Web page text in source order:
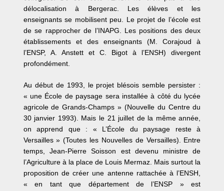
délocalisation à Bergerac. Les élèves et les
enseignants se mobilisent peu. Le projet de l’école est
de se rapprocher de l’INAPG. Les positions des deux
établissements et des enseignants (M. Corajoud à
l’ENSP, A. Anstett et C. Bigot à l’ENSH) divergent
profondément.
Au début de 1993, le projet blésois semble persister :
« une École de paysage sera installée à côté du lycée
agricole de Grands-Champs » (Nouvelle du Centre du
30 janvier 1993). Mais le 21 juillet de la même année,
on apprend que : « L’École du paysage reste à
Versailles » (Toutes les Nouvelles de Versailles). Entre
temps, Jean-Pierre Soisson est devenu ministre de
l’Agriculture à la place de Louis Mermaz. Mais surtout la
proposition de créer une antenne rattachée à l’ENSH,
« en tant que département de l’ENSP » est